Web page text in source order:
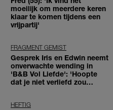
moeilijk om meerdere keren
klaar te komen tijdens een
vrijpartij'
FRAGMENT GEMIST
Gesprek Iris en Edwin neemt
onverwachte wending in
'B&B Vol Liefde': 'Hoopte
dat je niet verliefd zou
HEFTIG